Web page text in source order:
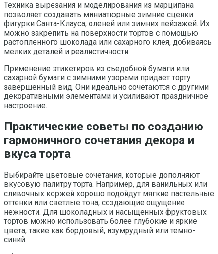
Техника вырезания и моделирования из марципана
позволяет создавать миниатюрные зимние сценки:
фигурки Санта-Клауса, оленей или зимних пейзажей. Их
можно закрепить на поверхности тортов с помощью
растопленного шоколада или сахарного клея, добиваясь
мелких деталей и реалистичности.
Применение этикетиров из съедобной бумаги или
сахарной бумаги с зимними узорами придает торту
завершенный вид. Они идеально сочетаются с другими
декоративными элементами и усиливают праздничное
настроение.
Практические советы по созданию
гармоничного сочетания декора и
вкуса торта
Выбирайте цветовые сочетания, которые дополняют
вкусовую палитру торта. Например, для ванильных или
сливочных коржей хорошо подойдут мягкие пастельные
оттенки или светлые тона, создающие ощущение
нежности. Для шоколадных и насыщенных фруктовых
тортов можно использовать более глубокие и яркие
цвета, такие как бордовый, изумрудный или темно-
синий.